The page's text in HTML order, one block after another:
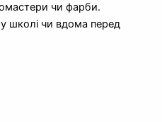
чи фарби.
у школі чи вдома перед